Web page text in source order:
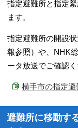
指定避難所と指定
ます。
指定避難所の開設
報参照）や、NHK
ータ放送でご確認く
横手市の指定避
避難所に移動す